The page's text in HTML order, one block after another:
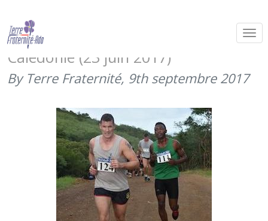
Merci au régiment d’infanterie de
marine du Pacifique – Nouvelle-
Calédonie (23 juin 2017)
By Terre Fraternité, 9th septembre 2017